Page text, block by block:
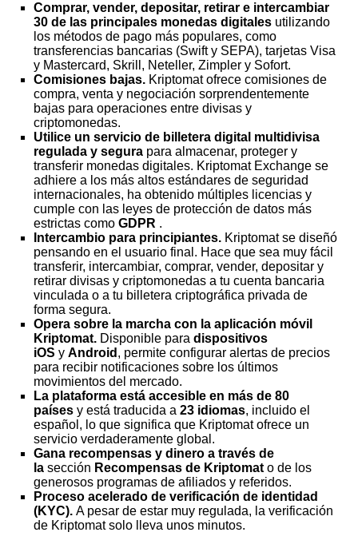
Comprar, vender, depositar, retirar e intercambiar
30 de las principales monedas digitales utilizando
los métodos de pago más populares, como
transferencias bancarias (Swift y SEPA), tarjetas Visa
y Mastercard, Skrill, Neteller, Zimpler y Sofort.
Comisiones bajas. Kriptomat ofrece comisiones de
compra, venta y negociación sorprendentemente
bajas para operaciones entre divisas y
criptomonedas.
Utilice un servicio de billetera digital multidivisa
regulada y segura para almacenar, proteger y
transferir monedas digitales. Kriptomat Exchange se
adhiere a los más altos estándares de seguridad
internacionales, ha obtenido múltiples licencias y
cumple con las leyes de protección de datos más
estrictas comoGDPR .
Intercambio para principiantes. Kriptomat se diseñó
pensando en el usuario final. Hace que sea muy fácil
transferir, intercambiar, comprar, vender, depositar y
retirar divisas y criptomonedas a tu cuenta bancaria
vinculada o a tu billetera criptográfica privada de
forma segura.
Opera sobre la marcha con la aplicación móvil
Kriptomat. Disponible paradispositivos
iOS yAndroid , permite configurar alertas de precios
para recibir notificaciones sobre los últimos
movimientos del mercado.
La plataforma está accesible en más de 80
países y está traducida a23 idiomas, incluido el
español, lo que significa que Kriptomat ofrece un
servicio verdaderamente global.
Gana recompensas y dinero a través de
la sección Recompensas de Kriptomat o de los
generosos programas de afiliados y referidos.
Proceso acelerado de verificación de identidad
(KYC).A pesar de estar muy regulada, la verificación
de Kriptomat solo lleva unos minutos.